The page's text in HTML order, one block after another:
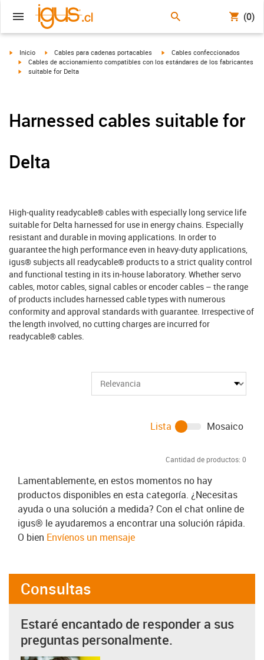
(0)
igus-icon-arrow-right
Inicio igus-icon-arrow-right
Cables para cadenas portacables igus-icon-arrow-right
Cables confeccionados
igus-icon-arrow-right
Cables de accionamiento compatibles con los estándares de los fabricantes
igus-icon-arrow-right
suitable for Delta
Harnessed cables suitable for
Delta
High-quality readycable® cables with especially long service life
suitable for Delta harnessed for use in energy chains. Especially
resistant and durable in moving applications. In order to
guarantee the high performance even in heavy-duty applications,
igus® subjects all readycable® products to a strict quality control
and functional testing in its in-house laboratory. Whether servo
cables, motor cables, signal cables or encoder cables – the range
of products includes harnessed cable types with numerous
conformity and approval standards with guarantee. Irrespective of
the length involved, no cutting charges are incurred for
readycable® cables.
Cantidad de productos: 0
Lista Mosaico
Lamentablemente, en estos momentos no hay
productos disponibles en esta categoría. ¿Necesitas
ayuda o una solución a medida? Con el chat online de
igus® le ayudaremos a encontrar una solución rápida.
O bien Envíenos un mensaje
Consultas
Estaré encantado de responder a sus
preguntas personalmente.